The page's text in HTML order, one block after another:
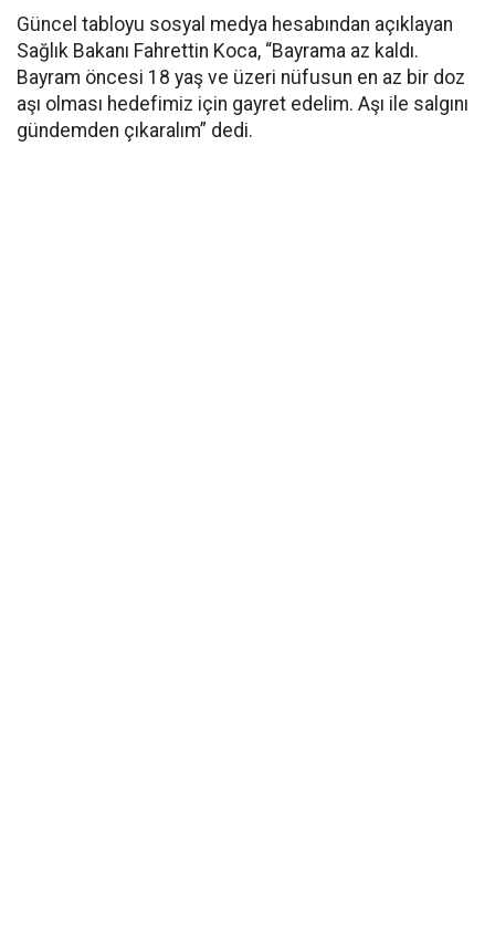
Güncel tabloyu sosyal medya hesabından açıklayan
Sağlık Bakanı Fahrettin Koca, “Bayrama az kaldı.
Bayram öncesi 18 yaş ve üzeri nüfusun en az bir doz
aşı olması hedefimiz için gayret edelim. Aşı ile salgını
gündemden çıkaralım” dedi.